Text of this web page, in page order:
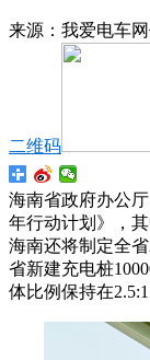
来源： 我爱电车网
二维码
海南省政府办公
年行动计划》，
海南还将制定全
省新建充电桩
体比例保持在2.5:1